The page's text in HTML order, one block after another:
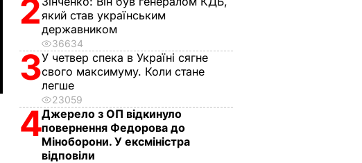
2який став українським
державником
36634
3У четвер спека в Україні сягне
свого максимуму. Коли стане
легше
23059
4Джерело з ОП відкинуло
повернення Федорова до
Міноборони. У ексміністра
відповіли